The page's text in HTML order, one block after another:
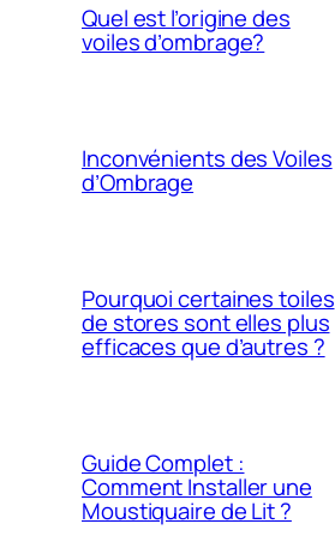
Quel est l’origine des
voiles d’ombrage?
Inconvénients des Voiles
d’Ombrage
Pourquoi certaines toiles
de stores sont elles plus
efficaces que d’autres ?
Guide Complet :
Comment Installer une
Moustiquaire de Lit ?